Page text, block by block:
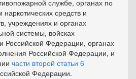
службе, органах по
средств и
учреждениях и органах
системы, войсках
Российской Федерации, органах
Российской Федерации, и
части второй статьи 6
Федерации.